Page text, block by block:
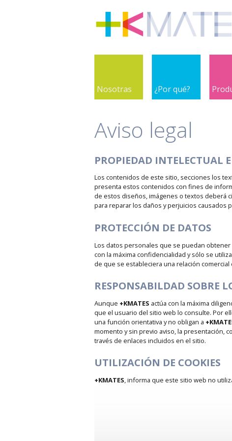
Nosotras ¿Por qué?
Aviso legal
PROPIEDAD INTELECTUAL
Los contenidos de este sitio, secciones los
presenta estos contenidos con fines de
de estos diseños, imágenes o textos deberá
para reparar los daños y perjuicios causados
PROTECCIÓN DE DATOS
Los datos personales que se puedan
con la máxima confidencialidad y sólo se
de que se estableciera una relación comercial
RESPONSABILDAD SOBRE
Aunque +KMATES actúa con la máxima
que el usuario del sitio web lo consulte. Por
una función orientativa y no obligan a
momento y sin previo aviso, la presentación,
través de enlaces incluidos en el sitio.
UTILIZACIÓN DE COOKIES
+KMATES, informa que este sitio web no